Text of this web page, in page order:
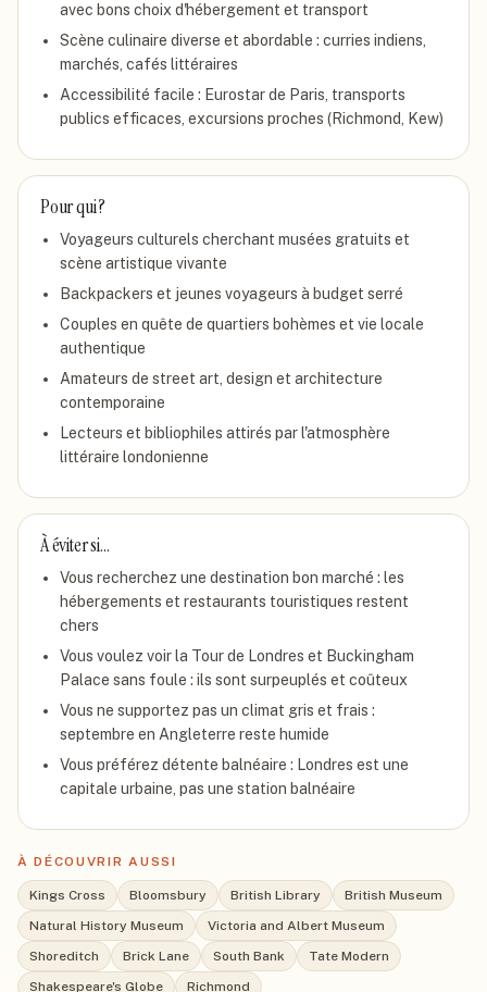
avec bons choix d'hébergement et transport
Scène culinaire diverse et abordable : curries indiens,
marchés, cafés littéraires
Accessibilité facile : Eurostar de Paris, transports
publics efficaces, excursions proches (Richmond, Kew)
Pour qui ?
Voyageurs culturels cherchant musées gratuits et
scène artistique vivante
Backpackers et jeunes voyageurs à budget serré
Couples en quête de quartiers bohèmes et vie locale
authentique
Amateurs de street art, design et architecture
contemporaine
Lecteurs et bibliophiles attirés par l'atmosphère
littéraire londonienne
À éviter si…
Vous recherchez une destination bon marché : les
hébergements et restaurants touristiques restent
chers
Vous voulez voir la Tour de Londres et Buckingham
Palace sans foule : ils sont surpeuplés et coûteux
Vous ne supportez pas un climat gris et frais :
septembre en Angleterre reste humide
Vous préférez détente balnéaire : Londres est une
capitale urbaine, pas une station balnéaire
À DÉCOUVRIR AUSSI
Kings Cross Bloomsbury British Library
British Museum
Natural History Museum
Victoria and Albert Museum
Shoreditch
Brick Lane South Bank
Tate Modern
Shakespeare's Globe
Richmond